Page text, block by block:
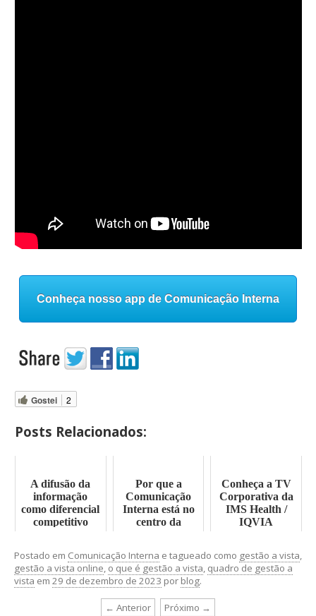
Conheça nosso app de Comunicação Interna
Gostei 2
Posts Relacionados:
A difusão da
informação
como diferencial
competitivo
Por que a
Comunicação
Interna está no
centro da
Conheça a TV
Corporativa da
IMS Health /
IQVIA
Postado em Comunicação Interna e tagueado como gestão a vista,
gestão a vista online, o que é gestão a vista, quadro de gestão a
vista em 29 de dezembro de 2023 por blog.
← Anterior Próximo →